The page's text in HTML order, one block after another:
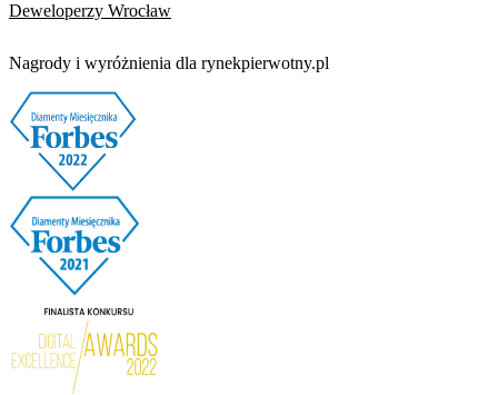
Deweloperzy Wrocław
Nagrody i wyróżnienia dla rynekpierwotny.pl